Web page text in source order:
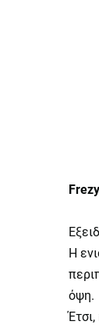
Η
όψη.